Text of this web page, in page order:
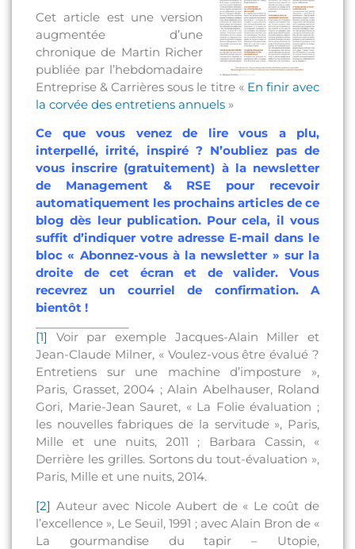
Cet article est une version
augmentée d’une
chronique de Martin Richer
publiée par l’hebdomadaire
Entreprise & Carrières sous le titre « En finir avec
la corvée des entretiens annuels »
Ce que vous venez de lire vous a plu,
interpellé, irrité, inspiré ? N’oubliez pas de
vous inscrire (gratuitement) à la newsletter
de Management & RSE pour recevoir
automatiquement les prochains articles de ce
blog dès leur publication. Pour cela, il vous
suffit d’indiquer votre adresse E-mail dans le
bloc « Abonnez-vous à la newsletter » sur la
droite de cet écran et de valider. Vous
recevrez un courriel de confirmation. A
bientôt !
[1]
Voir par exemple Jacques-Alain Miller et
Jean-Claude Milner, « Voulez-vous être évalué ?
Entretiens sur une machine d’imposture »,
Paris, Grasset, 2004 ; Alain Abelhauser, Roland
Gori, Marie-Jean Sauret, « La Folie évaluation ;
les nouvelles fabriques de la servitude », Paris,
Mille et une nuits, 2011 ; Barbara Cassin, «
Derrière les grilles. Sortons du tout-évaluation »,
Paris, Mille et une nuits, 2014.
[2] Auteur avec Nicole Aubert de « Le coût de
l’excellence », Le Seuil, 1991 ; avec Alain Bron de «
La gourmandise du tapir – Utopie,